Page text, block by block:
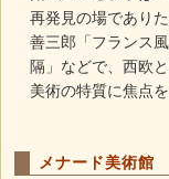
再発見の場であり
善三郎「フランス
隔」などで、西欧
美術の特質に焦点
メナード美術館